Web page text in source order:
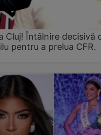
Cluj! Întâlnire decisivă
pentru a prelua CFR.